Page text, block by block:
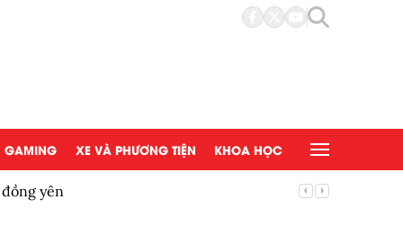
GAMING XE VÀ PHƯƠNG TIỆN KHOA HỌC
yên